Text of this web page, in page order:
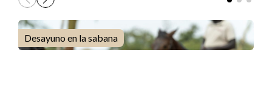
Desayuno en la sabana